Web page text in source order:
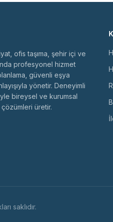
ofis taşıma, şehir içi ve
profesyonel hizmet
güvenli eşya
yönetir. Deneyimli
bireysel ve kurumsal
üretir.
saklıdır.